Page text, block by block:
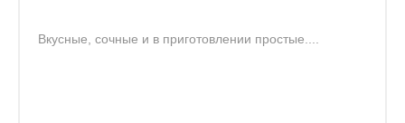
Вкусные, сочные и в приготовлении простые....